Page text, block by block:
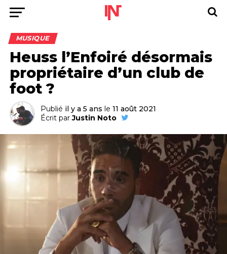
MUSIQUE
Heuss l’Enfoiré désormais
propriétaire d’un club de
foot ?
Publié il y a 5 ans le 11 août 2021
Écrit par Justin Noto